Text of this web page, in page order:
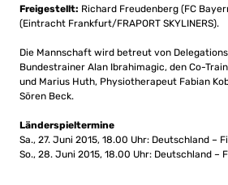
Freigestellt: Richard Freudenberg (FC
(Eintracht Frankfurt/FRAPORT SKYLINERS).
Die Mannschaft wird betreut von
Bundestrainer Alan Ibrahimagic, den Co-
und Marius Huth, Physiotherapeut Fabian
Sören Beck.
Länderspieltermine
Sa., 27. Juni 2015, 18.00 Uhr: Deutschland –
So., 28. Juni 2015, 18.00 Uhr: Deutschland –